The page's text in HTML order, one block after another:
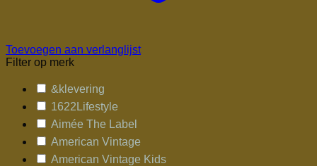
Toevoegen aan verlanglijst
Filter op merk
&klevering
1622Lifestyle
Aimée The Label
American Vintage
American Vintage Kids